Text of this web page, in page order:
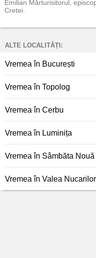
Emilian Mărturisitorul,
Cretei.
ALTE LOCALITĂȚI:
Vremea în București
Vremea în Topolog
Vremea în Cerbu
Vremea în Luminița
Vremea în Sâmbăta Nouă
Vremea în Valea Nucarilor